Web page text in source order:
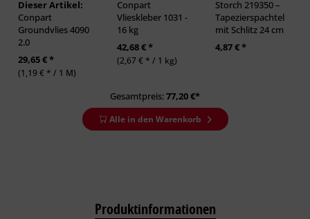
Dieser Artikel:
Conpart
Groundvlies 4090
2.0
29,65 € *
(1,19 € * / 1 M)
Conpart
Vlieskleber 1031 -
16 kg
42,68 € *
(2,67 € * / 1 kg)
Storch 219350 –
Tapezierspachtel
mit Schlitz 24 cm
4,87 € *
Gesamtpreis:77,20€*
Alle in den Warenkorb
Produktinformationen